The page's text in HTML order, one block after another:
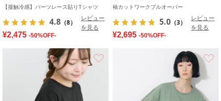
【接触冷感】パーツレース貼りTシャツ
4.8 （8）
レビュー
を見る
¥2,475 -50%OFF-
袖カットワークプルオーバー
5.0 （3）
レビュー
を見る
¥2,695 -50%OFF-